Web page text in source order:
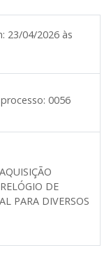
23/04/2026 às
0056
DE
PARA DIVERSOS